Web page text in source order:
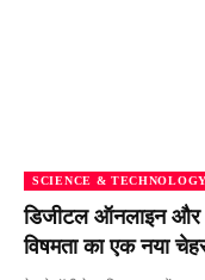
SCIENCE & TECHNOLOGY
डिजीटल ऑनलाइन और
विषमता का एक नया